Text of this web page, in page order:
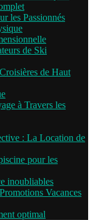
les Passionnés
de Ski
de Haut
à Travers les
: La Location de
pour les
inoubliables
Vacances
optimal